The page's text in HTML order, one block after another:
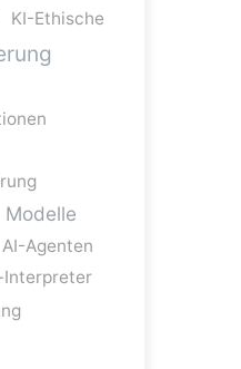
KI-Ethische
Modelle
AI-Agenten
Interpreter